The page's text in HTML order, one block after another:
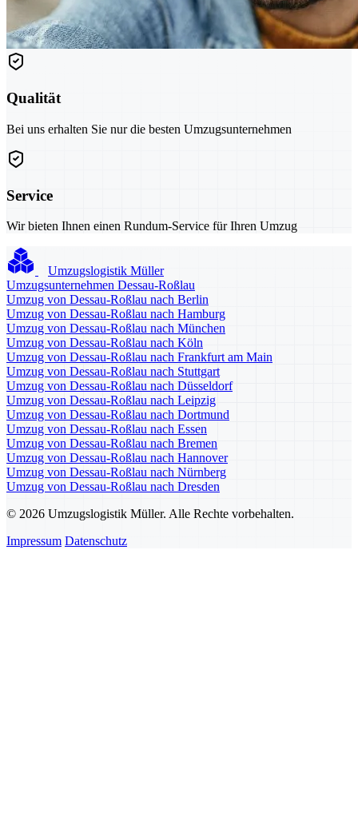
Qualität
Bei uns erhalten Sie nur die besten Umzugsunternehmen
Service
Wir bieten Ihnen einen Rundum-Service für Ihren Umzug
Umzugslogistik Müller
Umzugsunternehmen Dessau-Roßlau
Umzug von Dessau-Roßlau nach Berlin
Umzug von Dessau-Roßlau nach Hamburg
Umzug von Dessau-Roßlau nach München
Umzug von Dessau-Roßlau nach Köln
Umzug von Dessau-Roßlau nach Frankfurt am Main
Umzug von Dessau-Roßlau nach Stuttgart
Umzug von Dessau-Roßlau nach Düsseldorf
Umzug von Dessau-Roßlau nach Leipzig
Umzug von Dessau-Roßlau nach Dortmund
Umzug von Dessau-Roßlau nach Essen
Umzug von Dessau-Roßlau nach Bremen
Umzug von Dessau-Roßlau nach Hannover
Umzug von Dessau-Roßlau nach Nürnberg
Umzug von Dessau-Roßlau nach Dresden
© 2026 Umzugslogistik Müller. Alle Rechte vorbehalten.
Impressum Datenschutz